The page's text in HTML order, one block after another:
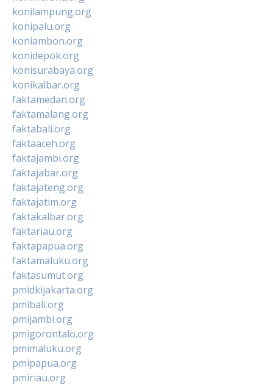
konilampung.org
konipalu.org
koniambon.org
konidepok.org
konisurabaya.org
konikalbar.org
faktamedan.org
faktamalang.org
faktabali.org
faktaaceh.org
faktajambi.org
faktajabar.org
faktajateng.org
faktajatim.org
faktakalbar.org
faktariau.org
faktapapua.org
faktamaluku.org
faktasumut.org
pmidkijakarta.org
pmibali.org
pmijambi.org
pmigorontalo.org
pmimaluku.org
pmipapua.org
pmiriau.org